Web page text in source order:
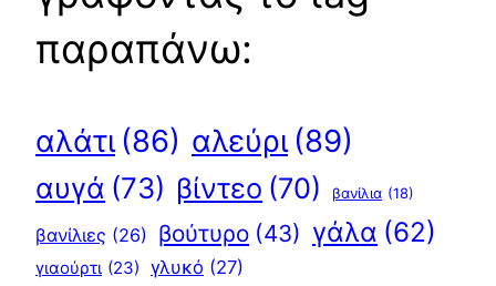
παραπάνω:
αλάτι (86) αλεύρι (89)
αυγά (73) βίντεο (70) βανίλια (18)
βανίλιες (26) βούτυρο (43) γάλα (62)
γιαούρτι (23) γλυκό (27)